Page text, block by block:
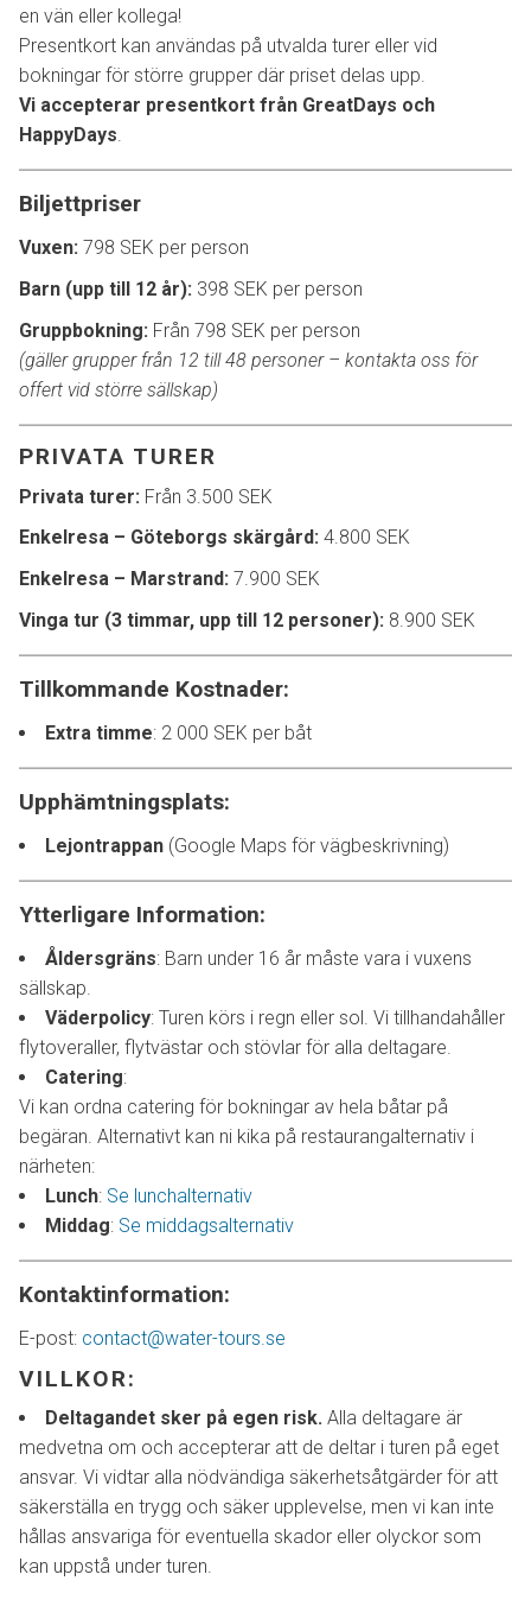
en vän eller kollega!
Presentkort kan användas på utvalda turer eller vid
bokningar för större grupper där priset delas upp.
Vi accepterar presentkort från GreatDays och
HappyDays.
Biljettpriser
Vuxen: 798 SEK per person
Barn (upp till 12 år): 398 SEK per person
Gruppbokning: Från 798 SEK per person
(gäller grupper från 12 till 48 personer – kontakta oss för
offert vid större sällskap)
PRIVATA TURER
Privata turer: Från 3.500 SEK
Enkelresa – Göteborgs skärgård: 4.800 SEK
Enkelresa – Marstrand: 7.900 SEK
Vinga tur (3 timmar, upp till 12 personer): 8.900 SEK
Tillkommande Kostnader:
Extra timme: 2 000 SEK per båt
Upphämtningsplats:
Lejontrappan (Google Maps för vägbeskrivning)
Ytterligare Information:
Åldersgräns: Barn under 16 år måste vara i vuxens
sällskap.
Väderpolicy: Turen körs i regn eller sol. Vi tillhandahåller
flytoveraller, flytvästar och stövlar för alla deltagare.
Catering:
Vi kan ordna catering för bokningar av hela båtar på
begäran. Alternativt kan ni kika på restaurangalternativ i
närheten:
Lunch: Se lunchalternativ
Middag: Se middagsalternativ
Kontaktinformation:
E-post: contact@water-tours.se
VILLKOR:
Deltagandet sker på egen risk. Alla deltagare är
medvetna om och accepterar att de deltar i turen på eget
ansvar. Vi vidtar alla nödvändiga säkerhetsåtgärder för att
säkerställa en trygg och säker upplevelse, men vi kan inte
hållas ansvariga för eventuella skador eller olyckor som
kan uppstå under turen.